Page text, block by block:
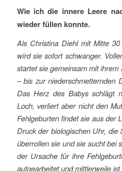
Wie ich die innere Leere
wieder füllen konnte.
Als Christina Diehl mit Mitte
wird sie sofort schwanger.
startet sie gemeinsam mit
– bis zur niederschmetternden
Das Herz des Babys schlägt
Loch, verliert aber nicht den
Fehlgeburten findet sie aus der
Druck der biologischen Uhr, die
überrollen sie und sie sucht bei
der Ursache für ihre
aufgearbeitet und mittlerweile ist